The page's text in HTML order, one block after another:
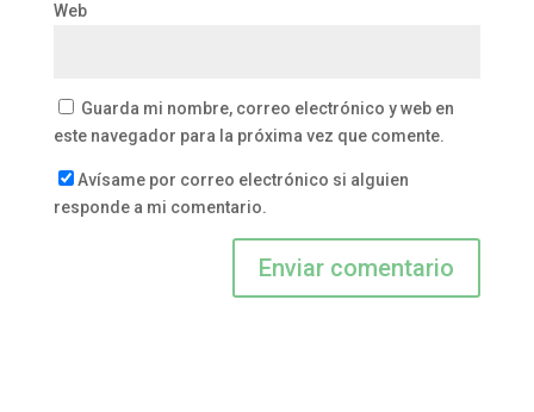
Web
Guarda mi nombre, correo electrónico y web en
este navegador para la próxima vez que comente.
Avísame por correo electrónico si alguien
responde a mi comentario.